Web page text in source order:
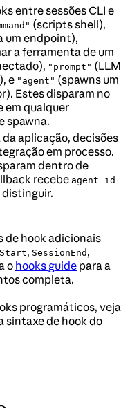
entre sessões CLI e
(scripts shell),
um endpoint),
a ferramenta de um
"prompt" (LLM
e "agent" (spawns um
Estes disparam no
em qualquer
spawna.
aplicação, decisões
em processo.
dentro de
recebe agent_id
distinguir.
de hook adicionais
, SessionEnd ,
ohooks guide para a
completa.
programáticos, veja
sintaxe de hook do